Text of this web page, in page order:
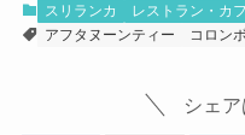
スリランカ
レストラン・カ
アフタヌーンティー
コロンボ
シェ